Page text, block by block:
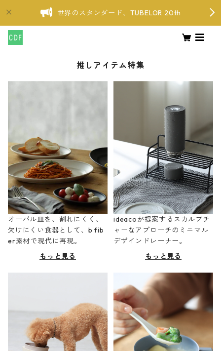
世界のスタンダード、TUBELOR 20th
推しアイテム特集
オーバル皿を、割れにくく、
欠けにくい食器として、b fib
er素材で現代に再現。
もっと見る
ideacoが提案するスカルプチ
ャーなアプローチのミニマル
デザインドレーナー。
もっと見る